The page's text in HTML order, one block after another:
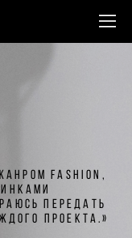
fashion,
передать
проекта.»